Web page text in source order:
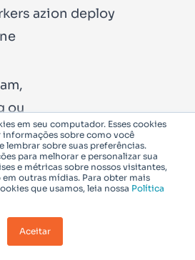
em seu computador. Esses cookies
informações sobre como você
lembrar sobre suas preferências.
para melhorar e personalizar sua
e métricas sobre nossos visitantes,
outras mídias. Para obter mais
que usamos, leia nossa Política
Aceitar
azion deploy
ou
azion logs
azion purge